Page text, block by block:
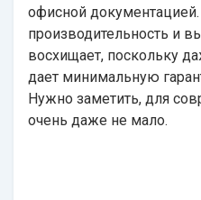
офисной документацией.
производительность и
восхищает, поскольку
дает минимальную
Нужно заметить, для
очень даже не мало.